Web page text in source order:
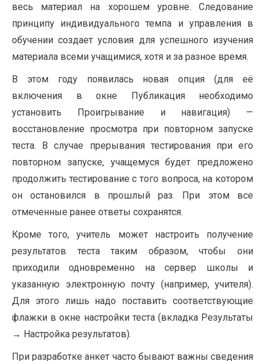
весь материал на хорошем уровне. Следование
принципу индивидуального темпа и управления в
обучении создает условия для успешного изучения
материала всеми учащимися, хотя и за разное время.
В этом году появилась новая опция (для её
включения в окне Публикация необходимо
установить Проигрывание и навигация) —
восстановление просмотра при повторном запуске
теста. В случае прерывания тестирования при его
повторном запуске, учащемуся будет предложено
продолжить тестирование с того вопроса, на котором
он остановился в прошлый раз. При этом все
отмеченные ранее ответы сохранятся.
Кроме того, учитель может настроить получение
результатов теста таким образом, чтобы они
приходили одновременно на сервер школы и
указанную электронную почту (например, учителя).
Для этого лишь надо поставить соответствующие
флажки в окне настройки теста (вкладка Результаты
→ Настройка результатов).
При разработке анкет часто бывают важны сведения